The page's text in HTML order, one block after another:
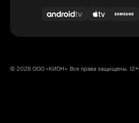
© 2026 ООО «КИОН». Все права защищены. 12+